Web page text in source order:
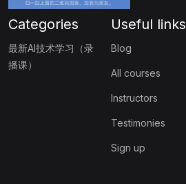
Categories
最新AI技术学习（录
播课）
Useful links
Blog
All courses
Instructors
Testimonies
Sign up